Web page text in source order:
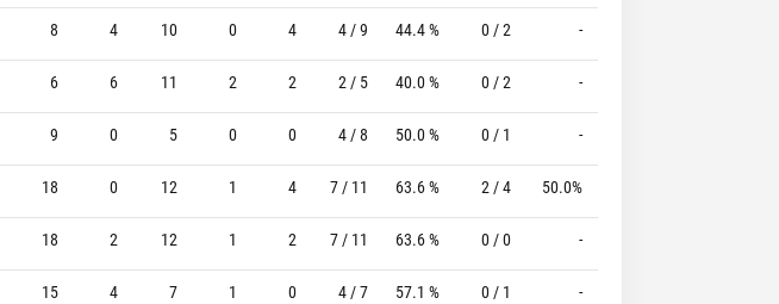
8 4 10 0 4 4 / 9 44.4 % 0 / 2 -
6 6 11 2 2 2 / 5 40.0 % 0 / 2 -
9 0 5 0 0 4 / 8 50.0 % 0 / 1 -
18 0 12 1 4 7 / 11 63.6 % 2 / 4 50.0%
18 2 12 1 2 7 / 11 63.6 % 0 / 0 -
15 4 7 1 0 4 / 7 57.1 % 0 / 1 -